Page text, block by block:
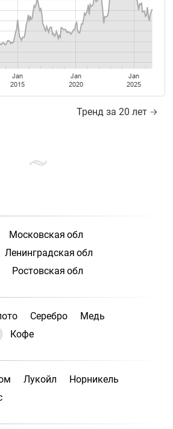
Jan
2015
Jan
2020
Jan
2025
Тренд за 20 лет
Московская обл
Ленинградская обл
Ростовская обл
Серебро
Медь
Кофе
Лукойл
Норникель